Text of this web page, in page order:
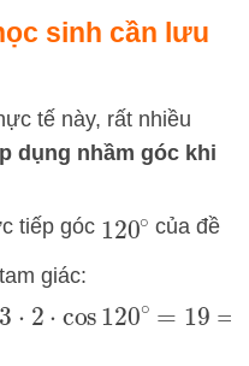
sinh cần lưu
tế này, rất nhiều
dụng nhầm góc khi
tiếp góc 120∘của đề
giác:
⋅cos120∘ =19⇒AC=19